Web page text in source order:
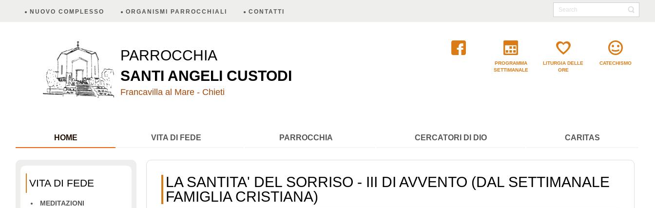
NUOVO COMPLESSO ORGANISMI PARROCCHIALI CONTATTI
PARROCCHIA
SANTI ANGELI CUSTODI
Francavilla al Mare - Chieti
PROGRAMMA
SETTIMANALE
LITURGIA DELLE
ORE
CATECHISMO
HOME VITA DI FEDE PARROCCHIA CERCATORI DI DIO CARITAS
VITA DI FEDE
MEDITAZIONI
LA SANTITA' DEL SORRISO - III DI AVVENTO (DAL SETTIMANALE
FAMIGLIA CRISTIANA)